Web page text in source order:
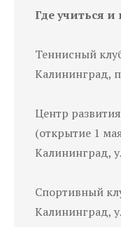
Где учиться и
Теннисный
Калининград,
Центр
(открытие 1
Калининград,
Спортивный
Калининград,